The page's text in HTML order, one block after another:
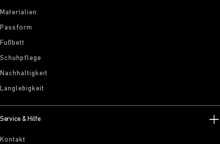
Materialien
Passform
Fußbett
Schuhpflege
Nachhaltigkeit
Langlebigkeit
Service & Hilfe
Kontakt